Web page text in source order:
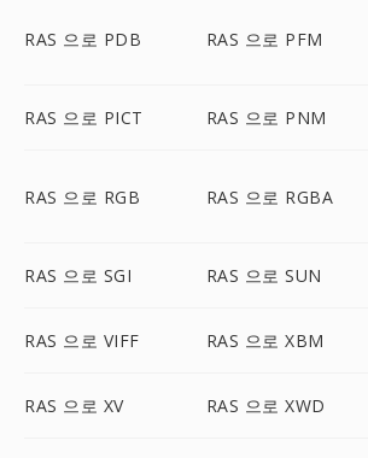
RAS 으로 PDB RAS 으로 PFM
RAS 으로 PICT RAS 으로 PNM
RAS 으로 RGB RAS 으로 RGBA
RAS 으로 SGI RAS 으로 SUN
RAS 으로 VIFF RAS 으로 XBM
RAS 으로 XV RAS 으로 XWD